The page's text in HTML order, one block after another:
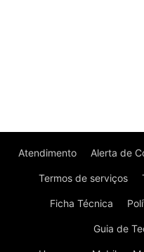
Atendimento Alerta de
Termos de serviços
Ficha Técnica
Guia de